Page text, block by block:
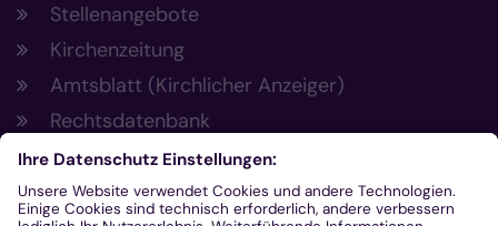
Stellenangebote
Kirchenzeitung
Amtsblatt (Kirchlicher Anzeiger)
Rechtsdatenbank
Meldestelle gemäß Hinweisgeberschutzgesetz